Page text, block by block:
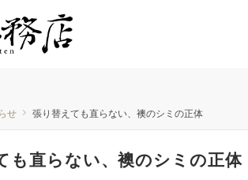
せ 張り替えても直らない、襖のシミの正体
も直らない、襖のシミの正体